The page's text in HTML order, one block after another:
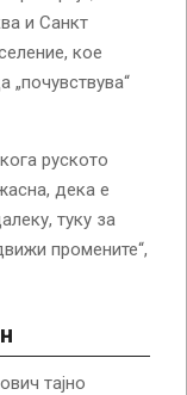
и Санкт
кое
„почувствува“
руското
дека е
туку за
промените“,
тајно